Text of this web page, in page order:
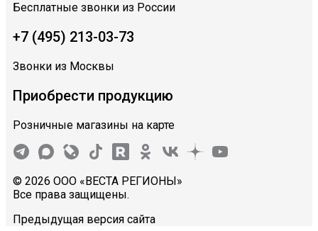
Бесплатные звонки из России
+7 (495) 213-03-73
Звонки из Москвы
Приобрести продукцию
Розничные магазины на карте
© 2026 ООО «ВЕСТА РЕГИОНЫ»
Все права защищены.
Предыдущая версия сайта